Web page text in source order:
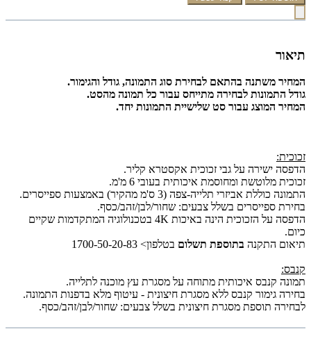
תיאור
המחיר משתנה בהתאם לבחירת סוג התמונה, גודל והגימור.
גודל התמונות לבחירה מתייחס עבור כל תמונה מהסט.
המחיר המוצג עבור סט שלישיית התמונות יחד.
זכוכית:
הדפסה ישירה על גבי זכוכית אקסטרא קליר.
זכוכית מלוטשת ומחוסמת איכותית בעובי 6 מ'מ.
התמונה כוללת אביזרי תלייה-צפה (3 ס'מ מהקיר) באמצעות ספייסרים.
בחירת ספייסרים בשלל צבעים: שחור/לבן/זהב/כסף.
הדפסה על הזכוכית הינה באיכות 4K בטכנולוגיה המתקדמות שקיים
כיום.
תיאום התקנה בתוספת תשלום בטלפון> 1700-50-20-83
קנבס:
תמונה קנבס איכותית מתוחה על מסגרת עץ מוכנה לתלייה.
בחירה גימור קנבס ללא מסגרת חיצונית - עיטוף מלא בדפנות התמונה.
לבחירה תוספת מסגרת חיצונית בשלל צבעים: שחור/לבן/זהב/כסף.